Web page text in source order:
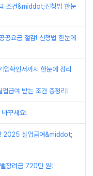
조건&middot;신청법 한눈
요금 절감! 신청법 한눈에
업확인서까지 한눈에 정리
급여 받는 조건 총정리!
꾸세요!
! 2025 실업급여&middot;
장려금 720만 원!